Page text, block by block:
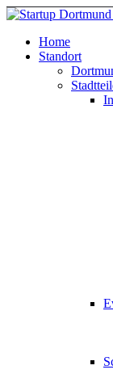
Home
Standort